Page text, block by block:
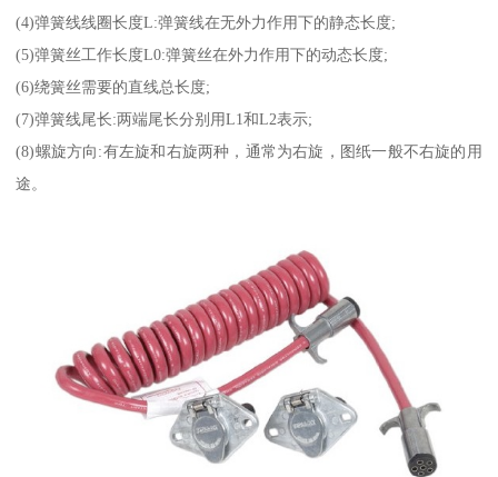
(4)弹簧线线圈长度L:弹簧线在无外力作用下的静态长度;
(5)弹簧丝工作长度L0:弹簧丝在外力作用下的动态长度;
(6)绕簧丝需要的直线总长度;
(7)弹簧线尾长:两端尾长分别用L1和L2表示;
(8)螺旋方向:有左旋和右旋两种，通常为右旋，图纸一般不右旋的用
途。